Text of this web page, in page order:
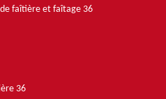
faîtière et faîtage 36
36